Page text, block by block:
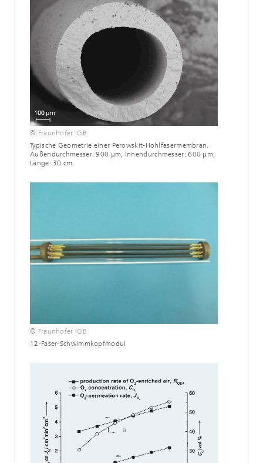
© Fraunhofer IGB
Typische Geometrie einer Perowskit-Hohlfasermembran.
Außendurchmesser: 900 μm, Innendurchmesser: 600 μm,
Länge: 30 cm.
© Fraunhofer IGB
12-Faser-Schwimmkopfmodul